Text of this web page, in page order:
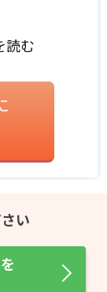
読む
い